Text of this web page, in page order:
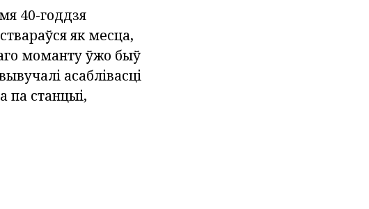
40-годдзя
як месца,
моманту ўжо быў
асаблівасці
па станцыі,